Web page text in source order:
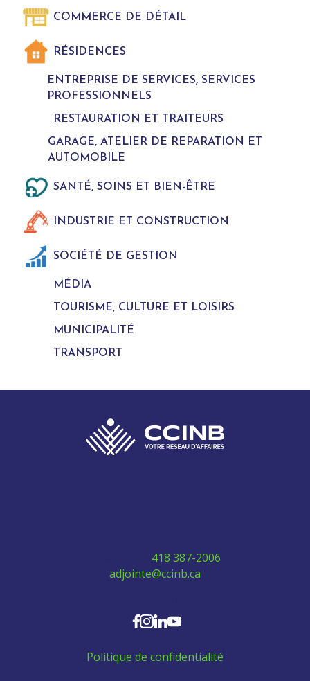
COMMERCE DE DÉTAIL
RÉSIDENCES
ENTREPRISE DE SERVICES, SERVICES
PROFESSIONNELS
RESTAURATION ET TRAITEURS
GARAGE, ATELIER DE REPARATION ET
AUTOMOBILE
SANTÉ, SOINS ET BIEN-ÊTRE
INDUSTRIE ET CONSTRUCTION
SOCIÉTÉ DE GESTION
MÉDIA
TOURISME, CULTURE ET LOISIRS
MUNICIPALITÉ
TRANSPORT
418 387-2006
adjointe@ccinb.ca
Politique de confidentialité